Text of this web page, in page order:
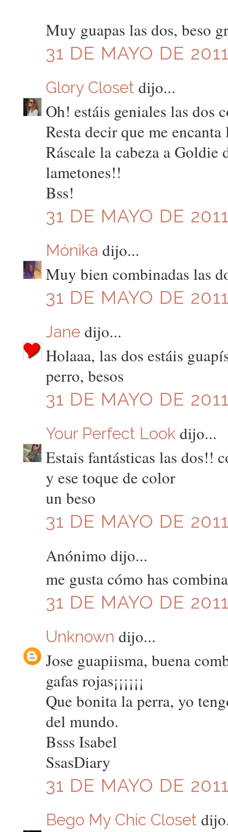
Muy guapas las dos, beso
31 DE MAYO DE
Glory Closet dijo...
Oh! estáis geniales las dos
Resta decir que me
Ráscale la cabeza a
lametones!!
Bss!
31 DE MAYO DE
Mónika dijo...
Muy bien combinadas las
31 DE MAYO DE
Jane dijo...
Holaaa, las dos estáis
perro, besos
31 DE MAYO DE
Your Perfect Lookdijo...
Estais fantásticas las dos!!
y ese toque de color
un beso
31 DE MAYO DE
Anónimo dijo...
me gusta cómo has
31 DE MAYO DE
Unknown dijo...
Jose guapiisma, buena
gafas rojas¡¡¡¡¡¡
Que bonita la perra, yo
del mundo.
Bsss Isabel
SsasDiary
31 DE MAYO DE
Bego My Chic Closet